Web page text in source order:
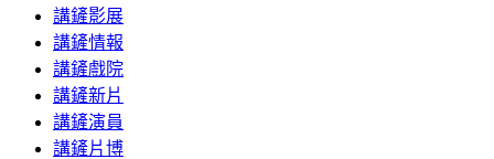
講鏟影展
講鏟情報
講鏟戲院
講鏟新片
講鏟演員
講鏟片博